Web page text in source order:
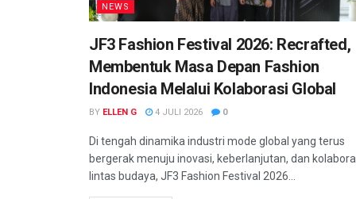
NEWS
JF3 Fashion Festival 2026: Recrafted,
Membentuk Masa Depan Fashion
Indonesia Melalui Kolaborasi Global
BY ELLEN G 4 JULI 2026 0
Di tengah dinamika industri mode global yang terus
bergerak menuju inovasi, keberlanjutan, dan
lintas budaya, JF3 Fashion Festival 2026...